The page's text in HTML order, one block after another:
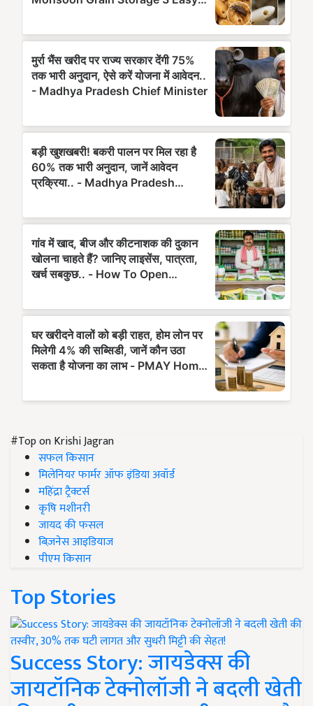
#Top on Krishi Jagran
सफल किसान
मिलेनियर फार्मर ऑफ इंडिया अवॉर्ड
महिंद्रा ट्रैक्टर्स
कृषि मशीनरी
जायद की फसल
बिज़नेस आइडियाज
पीएम किसान
Top Stories
Success Story: जायडेक्स की
जायटॉनिक टेक्नोलॉजी ने बदली खेती